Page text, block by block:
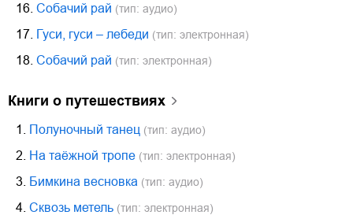
16. Собачий рай (тип: аудио)
17. Гуси, гуси – лебеди (тип: электронная)
18. Собачий рай (тип: электронная)
книги о путешествиях
1. Полуночный танец (тип: аудио)
2. На таёжной тропе (тип: электронная)
3. Бимкина весновка (тип: аудио)
4. Сквозь метель (тип: электронная)